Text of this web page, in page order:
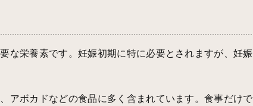
な栄養素です。妊娠初期に特に必要とされますが、妊娠
アボカドなどの食品に多く含まれています。食事だけで